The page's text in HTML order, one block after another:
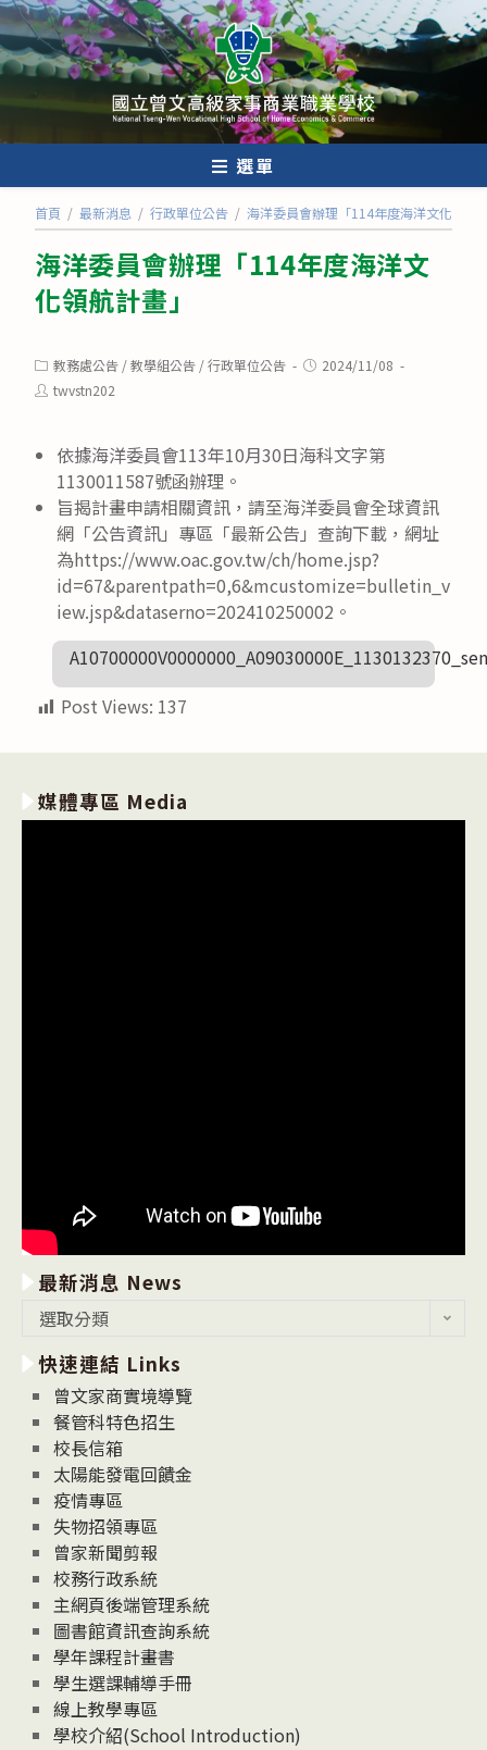
跳
轉
至
內
選單
首頁 / 最新消息 / 行政單位公告 / 海洋委員會辦理「114年度海洋文化領航
海洋委員會辦理「114年度海洋文
化領航計畫」
Post
category:
教務處公告 /教學組公告 /行政單位公告
Post2024/11/08
Posttwvstn202
依據海洋委員會113年10月30日海科文字第
1130011587號函辦理。
旨揭計畫申請相關資訊，請至海洋委員會全球資訊
網「公告資訊」專區「最新公告」查詢下載，網址
為https://www.oac.gov.tw/ch/home.jsp?
id=67&parentpath=0,6&mcustomize=bulletin_v
iew.jsp&dataserno=202410250002。
Post Views: 137
媒體專區 Media
最新消息 News
消
息
News
選取分類
快速連結 Links
曾文家商實境導覽
餐管科特色招生
校長信箱
太陽能發電回饋金
疫情專區
失物招領專區
曾家新聞剪報
校務行政系統
主網頁後端管理系統
圖書館資訊查詢系統
學年課程計畫書
學生選課輔導手冊
線上教學專區
學校介紹(School Introduction)